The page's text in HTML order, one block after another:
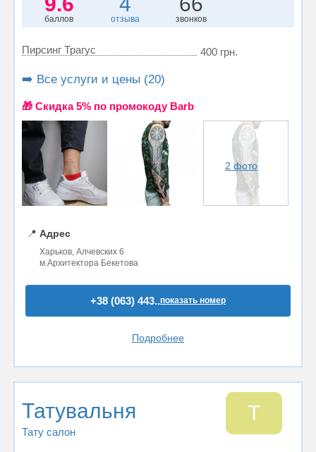
баллов отзыва звонков
Пирсинг Трагус 400 грн.
➡️ Все услуги и цены (20)
🎁 Cкидка 5% по промокоду Barb
2 фото
📍 Адрес
Харьков, Алчевских 6
м.Архитектора Бекетова
+38 (063) 443..показать номер
Подробнее
Татувальня
Тату салон
Т